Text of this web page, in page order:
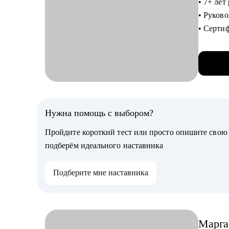
•
•
•
• IT-
• 7+
•
•
•
Нужна помощь с выбором?
Пройдите короткий тест или просто опишите
подберём идеального наставника
Подберите мне наставника